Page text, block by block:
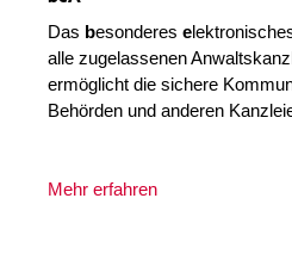
Das besonderes e
alle zugelassenen
ermöglicht die sichere
Behörden und anderen
Mehr erfahren